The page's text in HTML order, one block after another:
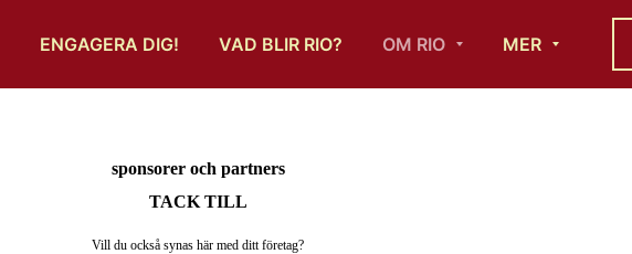
ENGAGERA DIG! VAD BLIR RIO? OM RIO MER
sponsorer och partners
TACKTILL
Vill du också synas här med ditt företag?